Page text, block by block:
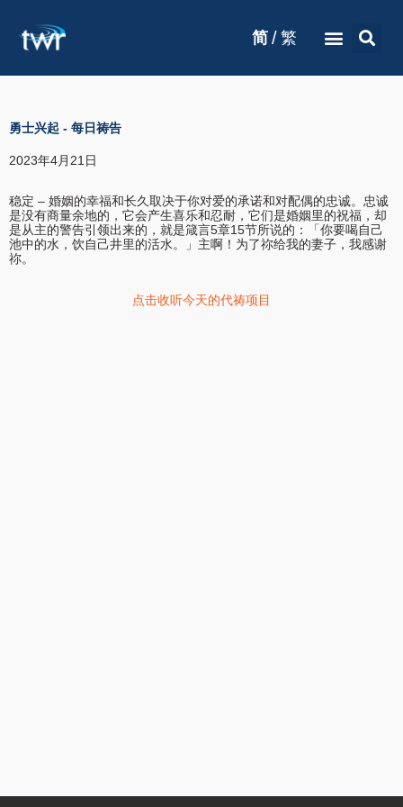
简 / 繁
勇士兴起 - 每日祷告
2023年4月21日
稳定 – 婚姻的幸福和长久取决于你对爱的承诺和对配偶的忠诚。忠诚
是没有商量余地的，它会产生喜乐和忍耐，它们是婚姻里的祝福，却
是从主的警告引领出来的，就是箴言5章15节所说的：「你要喝自己
池中的水，饮自己井里的活水。」主啊！为了祢给我的妻子，我感谢
祢。
点击收听今天的代祷项目